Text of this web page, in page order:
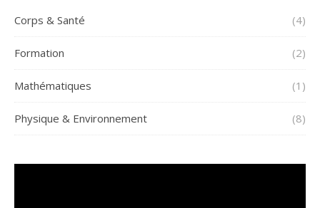
Corps & Santé (4)
Formation (2)
Mathématiques (1)
Physique & Environnement (8)